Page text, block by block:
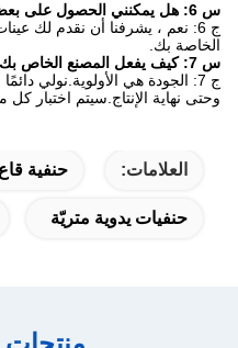
س 6: هل يمكنني الحصول على بعض العينات؟
ج 6: نعم ، يشرفنا أن نقدم لك
الخاصة بك.
س 7: كيف يفعل المصنع الخاص بك فيما يتعلق بمراقبة الجودة؟
ج 7: الجودة هي الأولوية.نولي
وحتى نهاية الإنتاج.سيتم اختبار كل
العلامات: حنفية
حنفيات يدوية متريّة